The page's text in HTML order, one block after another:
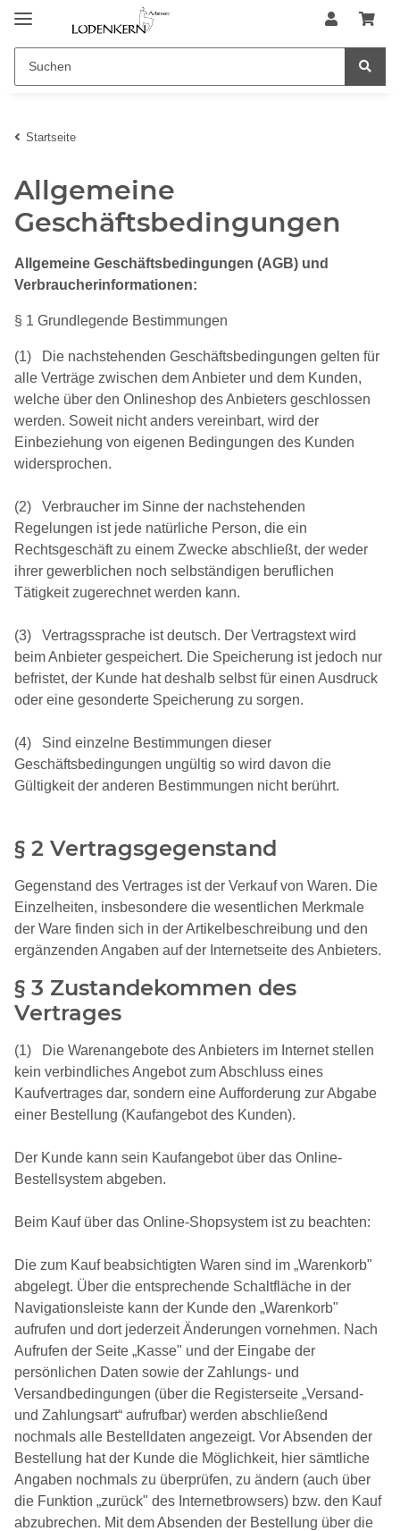
Startseite
Allgemeine
Geschäftsbedingungen
Allgemeine Geschäftsbedingungen (AGB) und
Verbraucherinformationen:
§ 1 Grundlegende Bestimmungen
(1) Die nachstehenden Geschäftsbedingungen gelten für
alle Verträge zwischen dem Anbieter und dem Kunden,
welche über den Onlineshop des Anbieters geschlossen
werden. Soweit nicht anders vereinbart, wird der
Einbeziehung von eigenen Bedingungen des Kunden
widersprochen.
(2) Verbraucher im Sinne der nachstehenden
Regelungen ist jede natürliche Person, die ein
Rechtsgeschäft zu einem Zwecke abschließt, der weder
ihrer gewerblichen noch selbständigen beruflichen
Tätigkeit zugerechnet werden kann.
(3) Vertragssprache ist deutsch. Der Vertragstext wird
beim Anbieter gespeichert. Die Speicherung ist jedoch nur
befristet, der Kunde hat deshalb selbst für einen Ausdruck
oder eine gesonderte Speicherung zu sorgen.
(4) Sind einzelne Bestimmungen dieser
Geschäftsbedingungen ungültig so wird davon die
Gültigkeit der anderen Bestimmungen nicht berührt.
§ 2 Vertragsgegenstand
Gegenstand des Vertrages ist der Verkauf von Waren. Die
Einzelheiten, insbesondere die wesentlichen Merkmale
der Ware finden sich in der Artikelbeschreibung und den
ergänzenden Angaben auf der Internetseite des Anbieters.
§ 3 Zustandekommen des
Vertrages
(1) Die Warenangebote des Anbieters im Internet stellen
kein verbindliches Angebot zum Abschluss eines
Kaufvertrages dar, sondern eine Aufforderung zur Abgabe
einer Bestellung (Kaufangebot des Kunden).
Der Kunde kann sein Kaufangebot über das Online-
Bestellsystem abgeben.
Beim Kauf über das Online-Shopsystem ist zu beachten:
Die zum Kauf beabsichtigten Waren sind im „Warenkorb"
abgelegt. Über die entsprechende Schaltfläche in der
Navigationsleiste kann der Kunde den „Warenkorb"
aufrufen und dort jederzeit Änderungen vornehmen. Nach
Aufrufen der Seite „Kasse" und der Eingabe der
persönlichen Daten sowie der Zahlungs- und
Versandbedingungen (über die Registerseite „Versand-
und Zahlungsart“ aufrufbar) werden abschließend
nochmals alle Bestelldaten angezeigt. Vor Absenden der
Bestellung hat der Kunde die Möglichkeit, hier sämtliche
Angaben nochmals zu überprüfen, zu ändern (auch über
die Funktion „zurück" des Internetbrowsers) bzw. den Kauf
abzubrechen. Mit dem Absenden der Bestellung über die